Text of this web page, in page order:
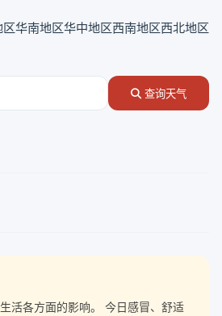
区华南地区华中地区西南地区西北地区
查询天气
活各方面的影响。 今日感冒、舒适